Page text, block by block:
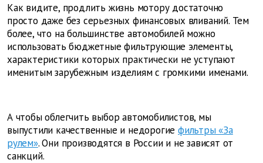
Как видите, продлить жизнь мотору достаточно
просто даже без серьезных финансовых вливаний. Тем
более, что на большинстве автомобилей можно
использовать бюджетные фильтрующие элементы,
характеристики которых практически не уступают
именитым зарубежным изделиям с громкими именами.
А чтобы облегчить выбор автомобилистов, мы
выпустили качественные и недорогие фильтры «За
рулем». Они производятся в России и не зависят от
санкций.